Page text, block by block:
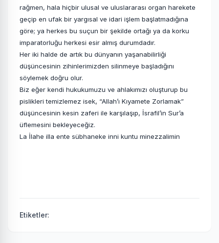
rağmen, hala hiçbir ulusal ve uluslararası organ harekete
geçip en ufak bir yargısal ve idari işlem başlatmadığına
göre; ya herkes bu suçun bir şekilde ortağı ya da korku
imparatorluğu herkesi esir almış durumdadır.
Her iki halde de artık bu dünyanın yaşanabilirliği
düşüncesinin zihinlerimizden silinmeye başladığını
söylemek doğru olur.
Biz eğer kendi hukukumuzu ve ahlakımızı oluşturup bu
pislikleri temizlemez isek, “Allah’ı Kıyamete Zorlamak”
düşüncesinin kesin zaferi ile karşılaşıp, İsrafil’in Sur’a
üflemesini bekleyeceğiz.
La İlahe illa ente sübhaneke inni kuntu minezzalimin
Etiketler: